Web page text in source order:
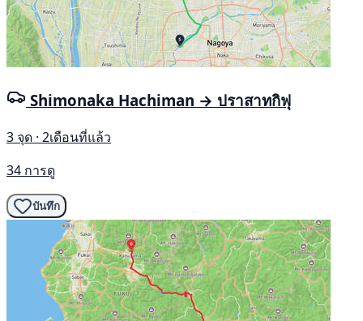
Shimonaka Hachiman → ปราสาทกิฟุ
3 จุด · 2เดือนที่แล้ว
34 การดู
บันทึก